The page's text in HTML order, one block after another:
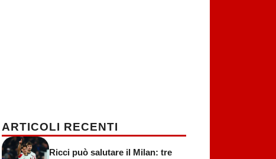
ARTICOLI RECENTI
Ricci può salutare il Milan: tre